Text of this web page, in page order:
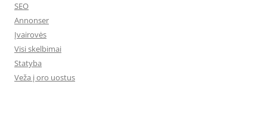
SEO
Annonser
Įvairovės
Visi skelbimai
Statyba
Veža į oro uostus